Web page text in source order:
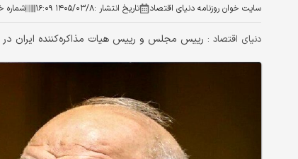
سایت خوان روزنامه دنیای اقتصاد تاریخ انتشار :۱۴۰۵/۰۳/۸ ۱۶:۰۹ شماره
دنیای اقتصاد : رییس مجلس و رییس هیات مذاکره‌کننده ایران در